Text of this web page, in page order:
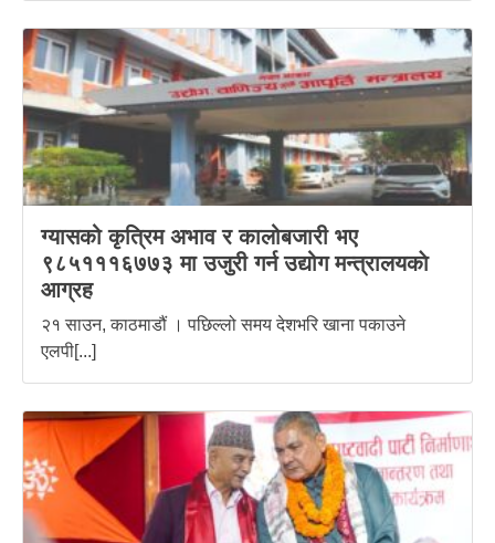
ग्यासको कृत्रिम अभाव र कालोबजारी भए
९८५१११६७७३ मा उजुरी गर्न उद्योग मन्त्रालयकाे
आग्रह
२१ साउन, काठमाडौं । पछिल्लो समय देशभरि खाना पकाउने
एलपी[...]